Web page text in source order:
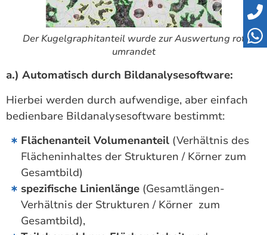
Der Kugelgraphitanteil wurde zur Auswertung rot
umrandet
a.) Automatisch durch Bildanalysesoftware:
Hierbei werden durch aufwendige, aber einfach
bedienbare Bildanalysesoftware bestimmt:
Flächenanteil Volumenanteil (Verhältnis des
Flächeninhaltes der Strukturen / Körner zum
Gesamtbild)
spezifische Linienlänge (Gesamtlängen-
Verhältnis der Strukturen / Körner zum
Gesamtbild),